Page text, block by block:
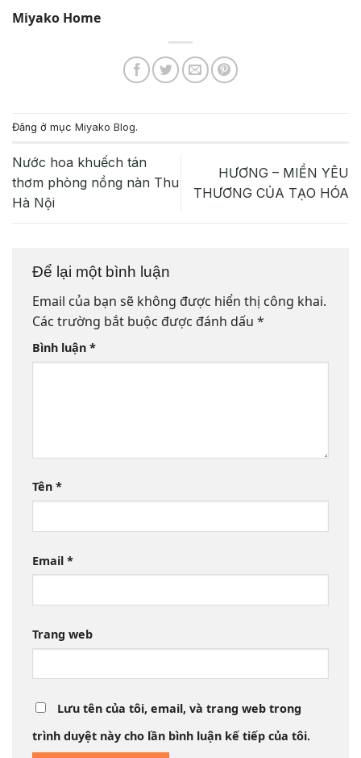
Miyako Home
Đăng ở mục Miyako Blog.
Nước hoa khuếch tán
thơm phòng nồng nàn Thu
Hà Nội
HƯƠNG – MIỀN YÊU
THƯƠNG CỦA TẠO HÓA
Để lại một bình luận
Email của bạn sẽ không được hiển thị công khai.
Các trường bắt buộc được đánh dấu *
Bình luận *
Tên *
Email *
Trang web
Lưu tên của tôi, email, và trang web trong
trình duyệt này cho lần bình luận kế tiếp của tôi.